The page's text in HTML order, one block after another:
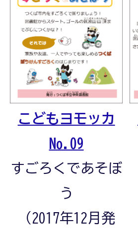
こどもヨモッカ
No.09
すごろくであそぼ
う
（2017年12月発